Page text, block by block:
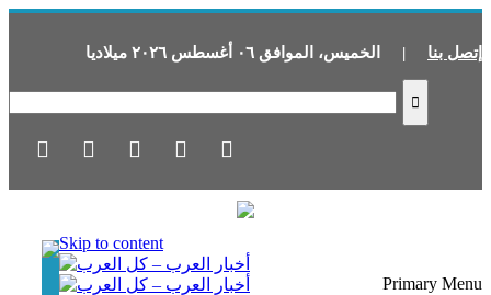
إتصل بنا | الخميس، الموافق ٠٦ أغسطس ٢٠٢٦ ميلاديا
Skip to content
Primary Menu